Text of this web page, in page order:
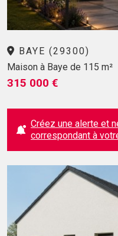
BAYE (29300)
Maison à Baye de 115 m²
315 000 €
Créez une alerte et
correspondant à